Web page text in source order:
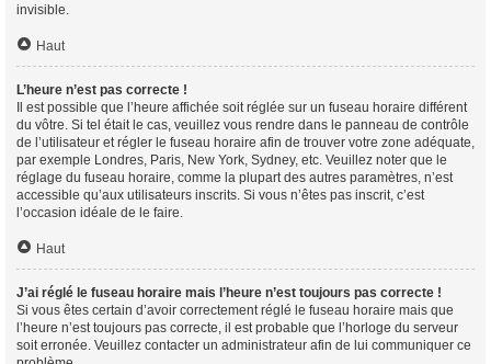
invisible.
Haut
L’heure n’est pas correcte !
Il est possible que l’heure affichée soit réglée sur un fuseau horaire différent
du vôtre. Si tel était le cas, veuillez vous rendre dans le panneau de contrôle
de l’utilisateur et régler le fuseau horaire afin de trouver votre zone adéquate,
par exemple Londres, Paris, New York, Sydney, etc. Veuillez noter que le
réglage du fuseau horaire, comme la plupart des autres paramètres, n’est
accessible qu’aux utilisateurs inscrits. Si vous n’êtes pas inscrit, c’est
l’occasion idéale de le faire.
Haut
J’ai réglé le fuseau horaire mais l’heure n’est toujours pas correcte !
Si vous êtes certain d’avoir correctement réglé le fuseau horaire mais que
l’heure n’est toujours pas correcte, il est probable que l’horloge du serveur
soit erronée. Veuillez contacter un administrateur afin de lui communiquer ce